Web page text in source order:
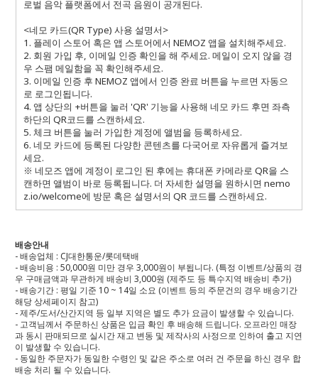
로벌 음악 플랫폼에서 전곡 음원이 공개된다.
<네모 카드(QR Type) 사용 설명서>
1. 플레이 스토어 혹은 앱 스토어에서 NEMOZ 앱을 설치해주세요.
2. 회원 가입 후, 이메일 인증 확인을 해 주세요. 메일이 오지 않을 경
우 스팸 메일함을 꼭 확인해주세요.
3. 이메일 인증 후 NEMOZ 앱에서 인증 완료 버튼을 누르면 자동으
로 로그인됩니다.
4. 앱 상단의 +버튼을 눌러 'QR' 기능을 사용해 네모 카드 후면 좌측
하단의 QR코드를 스캔하세요.
5. 체크 버튼을 눌러 가입한 계정에 앨범을 등록하세요.
6. 네모 카드에 등록된 다양한 콘텐츠를 다국어로 자유롭게 즐겨보
세요.
※ 네모즈 앱에 계정이 로그인 된 후에는 휴대폰 카메라로 QR을 스
캔하면 앨범이 바로 등록됩니다. 더 자세한 설명을 원하시면 nemo
z.io/welcome에 방문 혹은 설명서의 QR 코드를 스캔하세요.
배송안내
- 배송업체 : CJ대한통운/롯데택배
- 배송비용 : 50,000원 미만 경우 3,000원이 부됩니다. (특정 이벤트/상품의 경
우 구매금액과 무관하게 배송비 3,000원 (제주도 등 특수지역 배송비 추가)
- 배송기간 : 평일 기준 10 ~ 14일 소요 (이벤트 등의 주문건의 경우 배송기간
해당 상세페이지 참고)
- 제주/도서/산간지역 등 일부 지역은 별도 추가 요금이 발생할 수 있습니다.
- 고객님께서 주문하신 상품은 입금 확인 후 배송해 드립니다. 오프라인 매장
과 동시 판매되므로 실시간 재고 변동 및 제작사의 사정으로 인하여 출고 지연
이 발생할 수 있습니다.
- 동일한 주문자가 동일한 수령인 및 같은 주소로 여러 건 주문을 하신 경우 합
배송 처리 될 수 있습니다.